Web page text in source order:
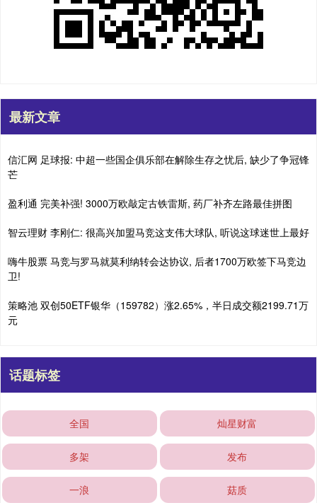
最新文章
信汇网 足球报: 中超一些国企俱乐部在解除生存之忧后, 缺少了争冠锋
芒
盈利通 完美补强! 3000万欧敲定古铁雷斯, 药厂补齐左路最佳拼图
智云理财 李刚仁: 很高兴加盟马竞这支伟大球队, 听说这球迷世上最好
嗨牛股票 马竞与罗马就莫利纳转会达协议, 后者1700万欧签下马竞边
卫!
策略池 双创50ETF银华（159782）涨2.65%，半日成交额2199.71万
元
话题标签
全国 灿星财富
多架 发布
一浪 菇质